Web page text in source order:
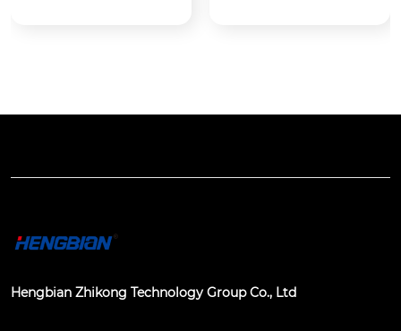
Hengbian Zhikong Technology Group Co., Ltd